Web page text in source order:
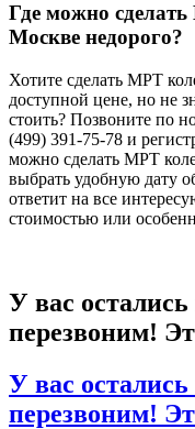
Где можно
Москве недорого?
Хотите сделать МРТ
доступной цене, но не
стоить? Позвоните по
(499) 391-75-78 и
можно сделать МРТ
выбрать удобную дату
ответит на все
стоимостью или
У вас
перезвоним!
У вас
перезвоним!